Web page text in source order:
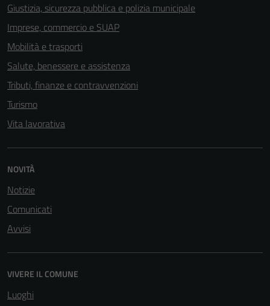
Giustizia, sicurezza pubblica e polizia municipale
Imprese, commercio e SUAP
Mobilità e trasporti
Salute, benessere e assistenza
Tributi, finanze e contravvenzioni
Turismo
Vita lavorativa
NOVITÀ
Notizie
Comunicati
Avvisi
VIVERE IL COMUNE
Luoghi
essere